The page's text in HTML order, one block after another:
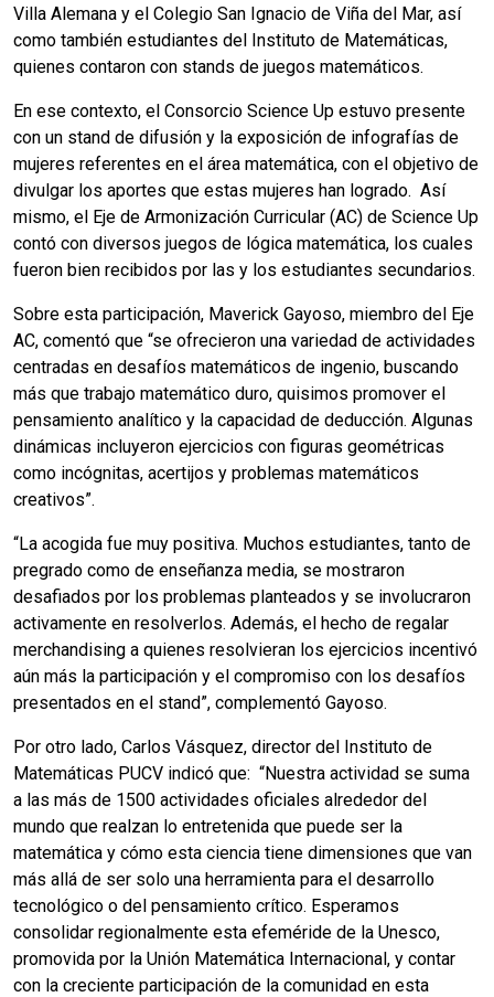
Villa Alemana y el Colegio San Ignacio de Viña del Mar, así
como también estudiantes del Instituto de Matemáticas,
quienes contaron con stands de juegos matemáticos.
En ese contexto, el Consorcio Science Up estuvo presente
con un stand de difusión y la exposición de infografías de
mujeres referentes en el área matemática, con el objetivo de
divulgar los aportes que estas mujeres han logrado. Así
mismo, el Eje de Armonización Curricular (AC) de Science Up
contó con diversos juegos de lógica matemática, los cuales
fueron bien recibidos por las y los estudiantes secundarios.
Sobre esta participación, Maverick Gayoso, miembro del Eje
AC, comentó que “se ofrecieron una variedad de actividades
centradas en desafíos matemáticos de ingenio, buscando
más que trabajo matemático duro, quisimos promover el
pensamiento analítico y la capacidad de deducción. Algunas
dinámicas incluyeron ejercicios con figuras geométricas
como incógnitas, acertijos y problemas matemáticos
creativos”.
“La acogida fue muy positiva. Muchos estudiantes, tanto de
pregrado como de enseñanza media, se mostraron
desafiados por los problemas planteados y se involucraron
activamente en resolverlos. Además, el hecho de regalar
merchandising a quienes resolvieran los ejercicios incentivó
aún más la participación y el compromiso con los desafíos
presentados en el stand”, complementó Gayoso.
Por otro lado, Carlos Vásquez, director del Instituto de
Matemáticas PUCV indicó que: “Nuestra actividad se suma
a las más de 1500 actividades oficiales alrededor del
mundo que realzan lo entretenida que puede ser la
matemática y cómo esta ciencia tiene dimensiones que van
más allá de ser solo una herramienta para el desarrollo
tecnológico o del pensamiento crítico. Esperamos
consolidar regionalmente esta efeméride de la Unesco,
promovida por la Unión Matemática Internacional, y contar
con la creciente participación de la comunidad en esta